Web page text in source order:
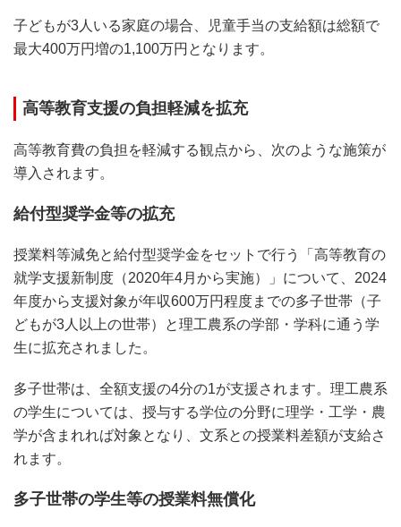
子どもが3人いる家庭の場合、児童手当の支給額は総額で
最大400万円増の1,100万円となります。
高等教育支援の負担軽減を拡充
高等教育費の負担を軽減する観点から、次のような施策が
導入されます。
給付型奨学金等の拡充
授業料等減免と給付型奨学金をセットで行う「高等教育の
就学支援新制度（2020年4月から実施）」について、2024
年度から支援対象が年収600万円程度までの多子世帯（子
どもが3人以上の世帯）と理工農系の学部・学科に通う学
生に拡充されました。
多子世帯は、全額支援の4分の1が支援されます。理工農系
の学生については、授与する学位の分野に理学・工学・農
学が含まれれば対象となり、文系との授業料差額が支給さ
れます。
多子世帯の学生等の授業料無償化